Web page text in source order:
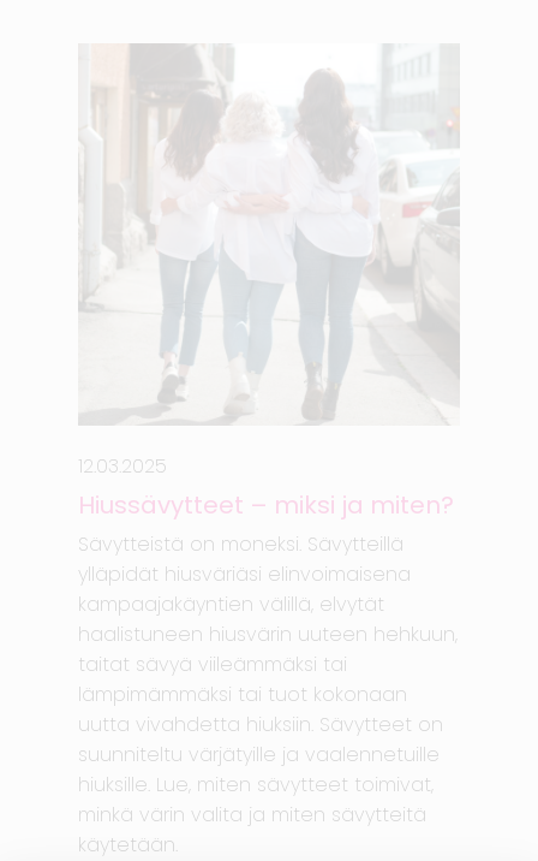
12.03.2025
Hiussävytteet – miksi ja miten?
Sävytteistä on moneksi. Sävytteillä
ylläpidät hiusväriäsi elinvoimaisena
kampaajakäyntien välillä, elvytät
haalistuneen hiusvärin uuteen hehkuun,
taitat sävyä viileämmäksi tai
lämpimämmäksi tai tuot kokonaan
uutta vivahdetta hiuksiin. Sävytteet on
suunniteltu värjätyille ja vaalennetuille
hiuksille. Lue, miten sävytteet toimivat,
minkä värin valita ja miten sävytteitä
käytetään.